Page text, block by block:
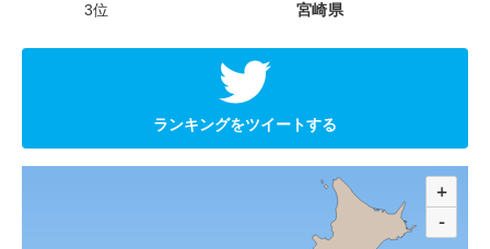
3位 宮崎県
ランキングをツイートする
+
-